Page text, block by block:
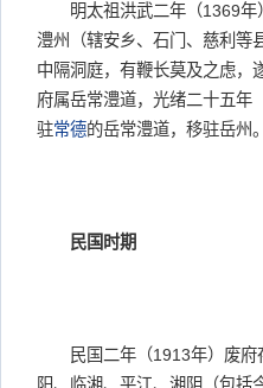
明太祖洪武二年（1369年
澧州（辖安乡、石门、慈利等
中隔洞庭，有鞭长莫及之虑，
府属岳常澧道，光绪二十五年
驻常德的岳常澧道，移驻岳州。
民国时期
民国二年（1913年）废府